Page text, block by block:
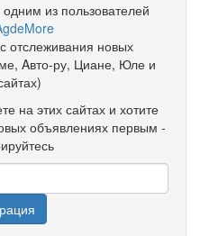
из пользователей
отслеживания новых
Aвто-ру, Циане, Юле и
на этих сайтах и хотите
объявлениях первым -